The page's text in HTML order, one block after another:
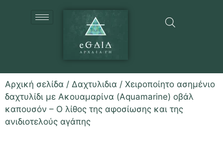
Αρχική σελίδα / Δαχτυλιδια / Χειροποίητο ασημένιο
δαχτυλίδι με Ακουαμαρίνα (Aquamarine) οβάλ
καπουσόν – Ο λίθος της αφοσίωσης και της
ανιδιοτελούς αγάπης